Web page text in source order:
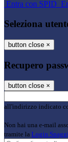
Entra con SPID
Seleziona
button close ×
Recupero
button close ×
all'indirizzo indicato
Non hai una e-mail
tramite la Login